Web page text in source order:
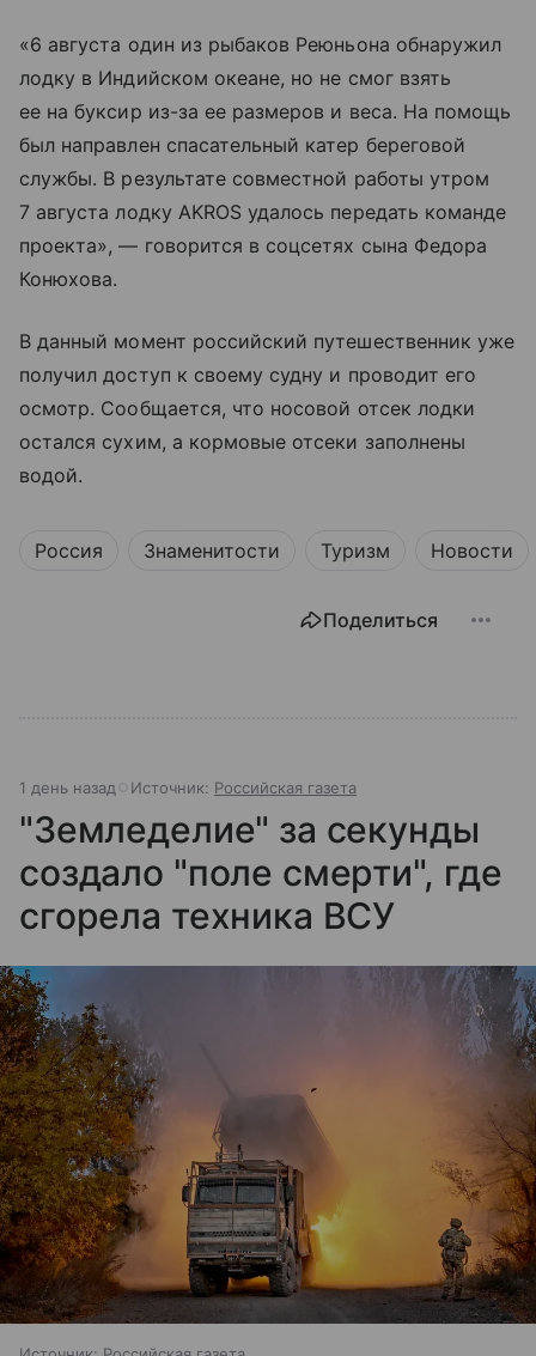
«6 августа один из рыбаков Реюньона обнаружил
лодку в Индийском океане, но не смог взять
ее на буксир из-за ее размеров и веса. На помощь
был направлен спасательный катер береговой
службы. В результате совместной работы утром
7 августа лодку AKROS удалось передать команде
проекта», — говорится в соцсетях сына Федора
Конюхова.
В данный момент российский путешественник уже
получил доступ к своему судну и проводит его
осмотр. Сообщается, что носовой отсек лодки
остался сухим, а кормовые отсеки заполнены
водой.
Россия Знаменитости Туризм Новости
Поделиться
1 день назад Источник: Российская газета
"Земледелие" за секунды
создало "поле смерти", где
сгорела техника ВСУ